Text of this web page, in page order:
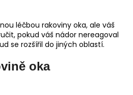
léčbou rakoviny oka, ale váš
pokud váš nádor nereagoval
se rozšířil do jiných oblastí.
oka